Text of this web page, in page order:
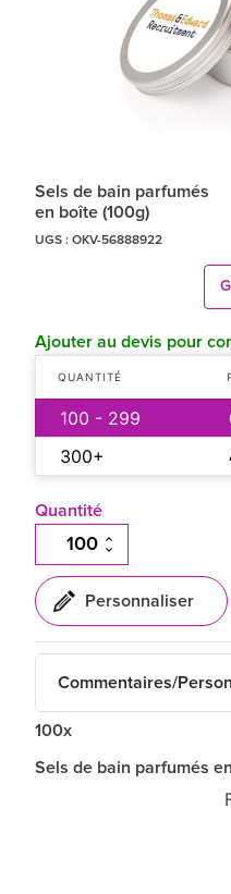
Sels de bain parfumés
en boîte (100g)
UGS : OKV-56888922
Ajouter au devis pour
QUANTITÉ
100 - 299
300+
Quantité
Commentaires/
100x
Sels de bain parfumés